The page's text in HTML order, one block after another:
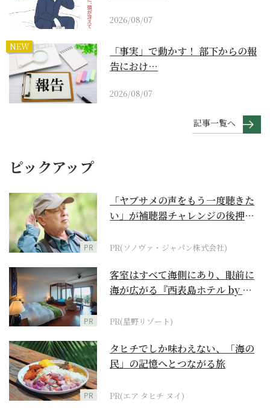
2026/08/07
NEW
「事実」で動かす！ 部下からの報
告におけ…
2026/08/07
記事一覧へ
ピックアップ
PR
「ヤブサメの声をもう一度聴きた
い」が補聴器チャレンジの後押し
PR(ソノヴァ・ジャパン株式会社)
PR
客室はすべて海側にあり、眼前に
海が広がる『西表島ホテル by 星
PR(星野リゾート)
PR
タヒチでしか味わえない、「海の
民」の記憶へとつながる旅
PR(エア タヒチ ヌイ)